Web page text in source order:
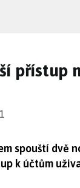
přístup
spouští dvě
k účtům